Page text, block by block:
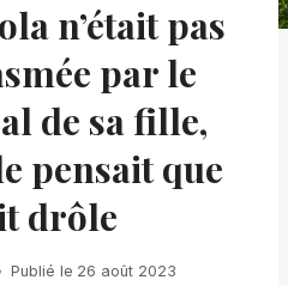
n’était pas
par le
de sa fille,
pensait que
drôle
Publié le 26 août 2023